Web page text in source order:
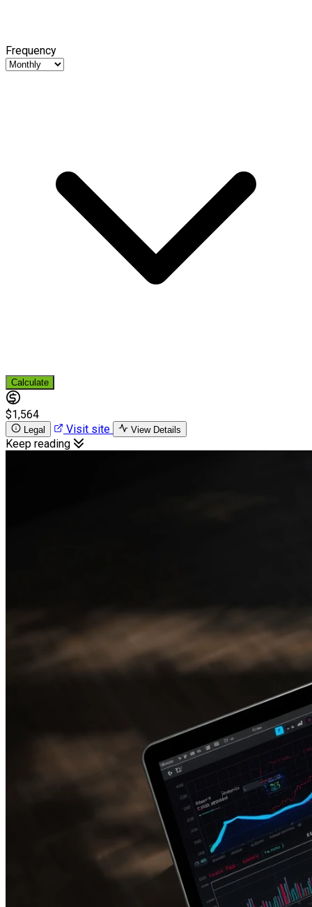
Frequency
Calculate
$1,564
Legal Visit site View Details
Keep reading